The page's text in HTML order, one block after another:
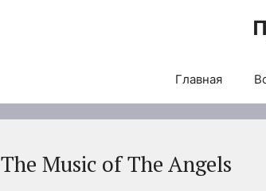
Главная
The Music of The Angels